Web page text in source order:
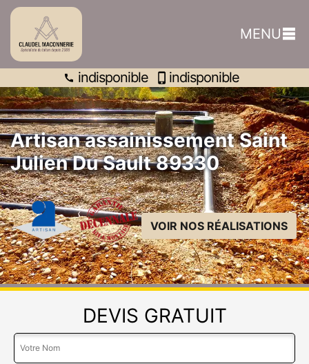
MENU
indisponible indisponible
Artisan assainissement Saint
Julien Du Sault 89330
VOIR NOS RÉALISATIONS
DEVIS GRATUIT